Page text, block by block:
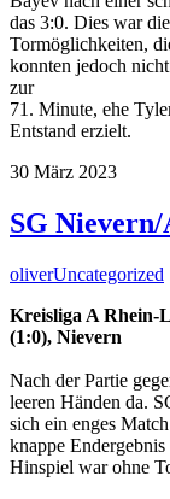
das 3:0. Dies war
Tormöglichkeiten,
konnten jedoch
zur
71. Minute, ehe
Entstand erzielt.
30 März 2023
SG
oliverUncategorized
Kreisliga A Rhein-
(1:0), Nievern
Nach der Partie
leeren Händen da.
sich ein enges
knappe
Hinspiel war ohne